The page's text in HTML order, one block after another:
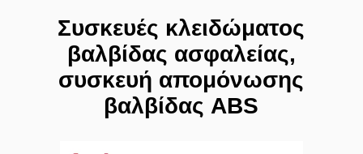
Συσκευές κλειδώματος
βαλβίδας ασφαλείας,
συσκευή απομόνωσης
βαλβίδας ABS